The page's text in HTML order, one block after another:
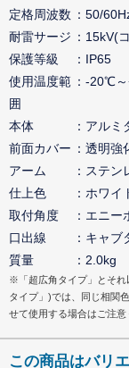
定格周波数
50/
耐雷サージ
15kV(
保護等級
IP65
使用温度範
囲
-20℃
本体
アルミ
前面カバー
透明強
アーム
ステン
仕上色
ホワイ
取付角度
エニー
口出線
キャブ
質量
2.0kg
※「超広角タイプ」とそれ
タイプ」)では、同じ相関
せて使用する場合はご注意
この商品はバリ